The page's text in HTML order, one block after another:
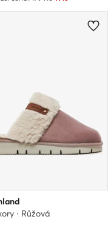
· Růžová